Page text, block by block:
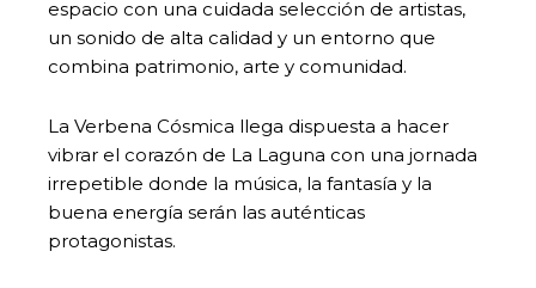
espacio con una cuidada selección de artistas,
un sonido de alta calidad y un entorno que
combina patrimonio, arte y comunidad.
La Verbena Cósmica llega dispuesta a hacer
vibrar el corazón de La Laguna con una jornada
irrepetible donde la música, la fantasía y la
buena energía serán las auténticas
protagonistas.